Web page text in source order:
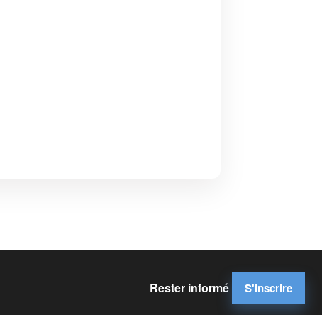
Rester informé S'inscrire